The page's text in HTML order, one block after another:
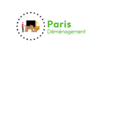
contenu